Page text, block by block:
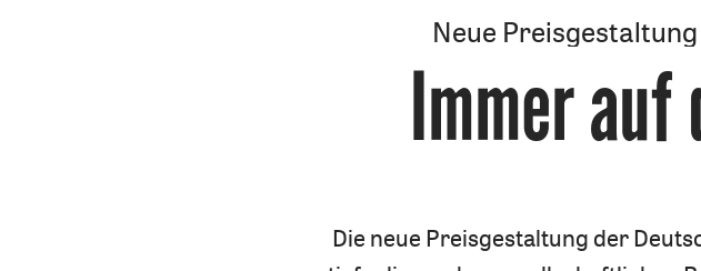
Neue
Immer auf
Die neue Preisgestaltung der